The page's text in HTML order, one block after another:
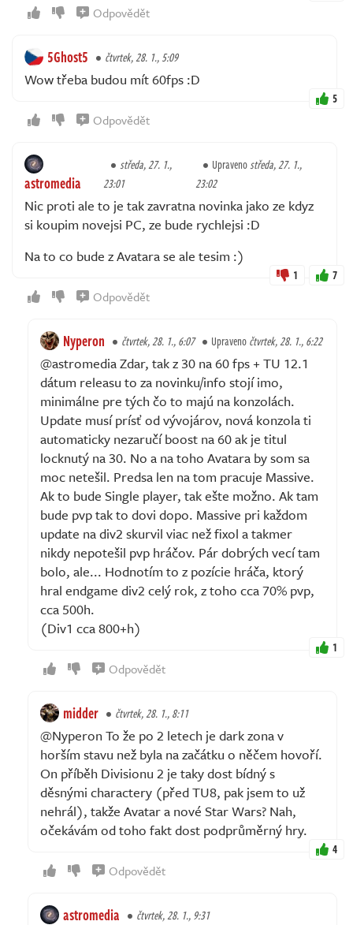
Odpovědět
5Ghost5 čtvrtek, 28. 1., 5:09
Wow třeba budou mít 60fps :D
5
Odpovědět
astromedia
středa, 27. 1.,
23:01
Upravenostředa, 27. 1.,
23:02
Nic proti ale to je tak zavratna novinka jako ze kdyz
si koupim novejsi PC, ze bude rychlejsi :D
Na to co bude z Avatara se ale tesim :)
1 7
Odpovědět
Nyperon čtvrtek, 28. 1., 6:07 Upravenočtvrtek, 28. 1., 6:22
@astromedia Zdar, tak z 30 na 60 fps + TU 12.1
dátum releasu to za novinku/info stojí imo,
minimálne pre tých čo to majú na konzolách.
Update musí prísť od vývojárov, nová konzola ti
automaticky nezaručí boost na 60 ak je titul
locknutý na 30. No a na toho Avatara by som sa
moc netešil. Predsa len na tom pracuje Massive.
Ak to bude Single player, tak ešte možno. Ak tam
bude pvp tak to dovi dopo. Massive pri každom
update na div2 skurvil viac než fixol a takmer
nikdy nepotešil pvp hráčov. Pár dobrých vecí tam
bolo, ale... Hodnotím to z pozície hráča, ktorý
hral endgame div2 celý rok, z toho cca 70% pvp,
cca 500h.
(Div1 cca 800+h)
1
Odpovědět
midder čtvrtek, 28. 1., 8:11
@Nyperon To že po 2 letech je dark zona v
horším stavu než byla na začátku o něčem hovoří.
On příběh Divisionu 2 je taky dost bídný s
děsnými charactery (před TU8, pak jsem to už
nehrál), takže Avatar a nové Star Wars? Nah,
očekávám od toho fakt dost podprůměrný hry.
4
Odpovědět
astromedia čtvrtek, 28. 1., 9:31